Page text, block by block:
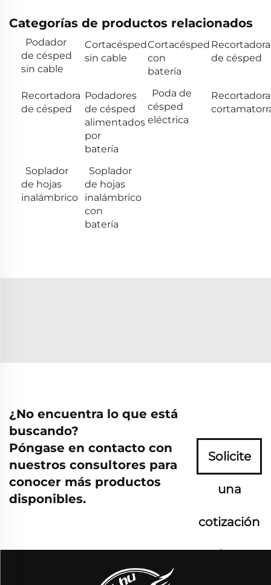
Categorías de productos relacionados
Podador
de césped
sin cable
Cortacésped
sin cable
Cortacésped
con
batería
Recortadora
de césped
Recortadora
de césped
Podadores
de césped
alimentados
por
batería
Poda de
césped
eléctrica
Recortadora
Soplador
de hojas
inalámbrico
Soplador
de hojas
inalámbrico
con
batería
¿No encuentra lo que está
buscando?
Póngase en contacto con
nuestros consultores para
conocer más productos
disponibles.
Solicite
una
cotización
ahora